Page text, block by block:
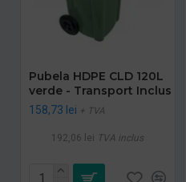
Pubela HDPE CLD 120L
verde - Transport Inclus
158,73 lei + TVA
192,06 lei TVA inclus